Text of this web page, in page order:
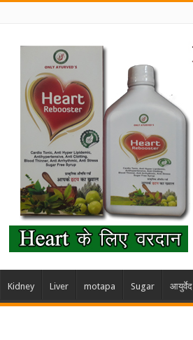
Kidney Liver motapa Sugar आयुर्वेद